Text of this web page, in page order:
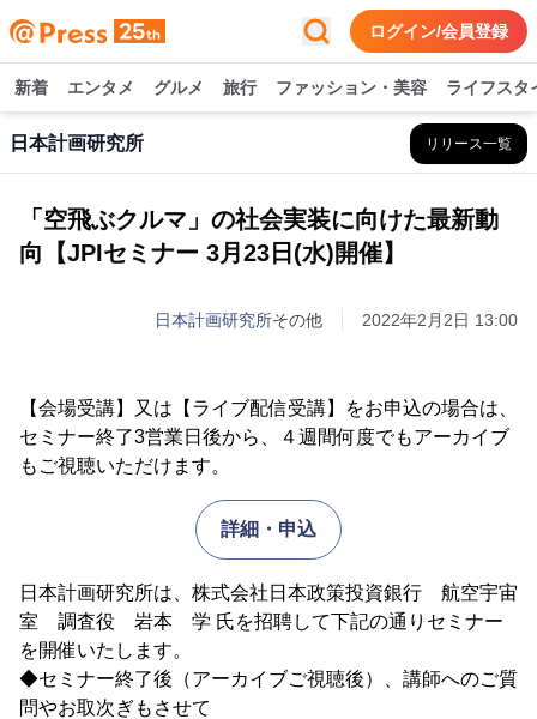
ログイン/会員登録
新着 エンタメ グルメ 旅行 ファッション・美容 ライフスタ
日本計画研究所 リリース一覧
「空飛ぶクルマ」の社会実装に向けた最新動
向【JPIセミナー 3月23日(水)開催】
日本計画研究所その他 2022年2月2日 13:00
【会場受講】又は【ライブ配信受講】をお申込の場合は、
セミナー終了3営業日後から、４週間何度でもアーカイブ
もご視聴いただけます。
詳細・申込
日本計画研究所は、株式会社日本政策投資銀行 航空宇宙
室 調査役 岩本 学 氏を招聘して下記の通りセミナー
を開催いたします。
◆セミナー終了後（アーカイブご視聴後）、講師へのご質
問やお取次ぎもさせて